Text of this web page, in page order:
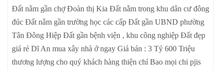
Đất nằm gần chợ Đoàn thị Kia Đất nằm trong khu dân cư đông
đúc Đất nằm gần trường học các cấp Đất gần UBND phường
Tân Đông Hiệp Đất gần bệnh viện , khu công nghiệp Đất đẹp
giá rẻ Dĩ An mua xây nhà ở ngay Giá bán : 3 Tỷ 600 Triệu
thương lượng cho quý khách hàng thiện chí Bao mọi chi pjis